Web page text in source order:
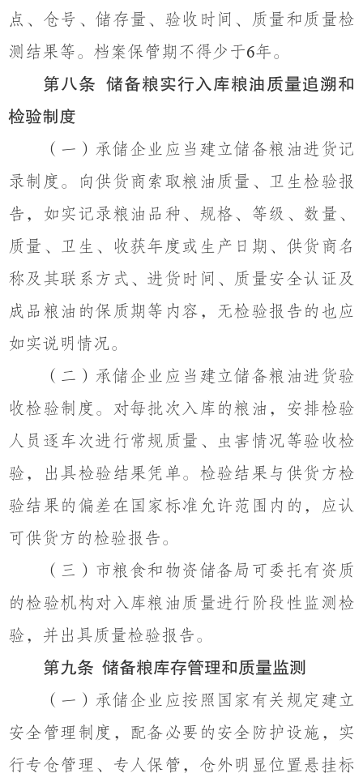
点、仓号、储存量、验收时间、质量和质量检
测结果等。档案保管期不得少于6年。
第八条
储备粮实行入库粮油质量追溯和
检验制度
（ 一） 承储企业应当建立储备粮油进货记
录制度。向供货商索取粮油质量、卫生检验报
告，如实记录粮油品种、规格、等级、数量、
质量、卫生、收获年度或生产日期、供货商名
称及其联系方式、进货时间、质量安全认证及
成品粮油的保质期等内容 ， 无检验报告 的也应
如实说明情况。
（ 二） 承储企业应当建立储备粮油进货验
收检验制度。对每批次入库的粮油，安排检验
人员逐车次进行常规质量、虫害情况等验收检
验，出具检验结果凭单。检验结果与供货方检
验结果的偏差在国家标准允许范围内的，应认
可供货方的检验报告。
（ 三） 市粮食和物资储备局 可委托有资质
的检验机构对入库粮油质量进行阶段性监测检
验，并 出具质量检验报告。
第九条 储备粮库存管理和质量监测
（一）承储企业应按照国家有关规定建立
安全管理制度，配备必要的安全防护设施，实
行专仓管理、专人保管，仓外明显位置悬挂标